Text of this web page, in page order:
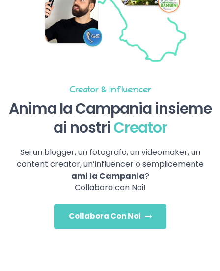
Creator & Influencer
Anima la Campania insieme
ai nostriCreator
Sei un blogger, un fotografo, un videomaker, un
content creator, un’influencer o semplicemente
ami la Campania?
Collabora con Noi!
Collabora Con Noi